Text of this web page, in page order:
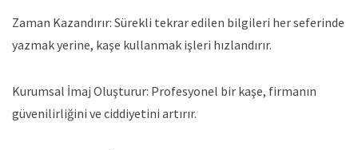
Zaman Kazandırır: Sürekli tekrar edilen bilgileri her seferinde
yazmak yerine, kaşe kullanmak işleri hızlandırır.
Kurumsal İmaj Oluşturur: Profesyonel bir kaşe, firmanın
güvenilirliğini ve ciddiyetini artırır.